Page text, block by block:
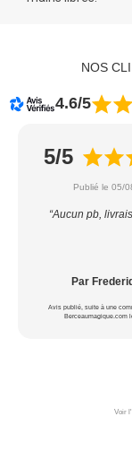
NOS
4.6/5
5/5
Publié le 05/
“Aucun pb,
Par
Avis publié, suite à une
Berceaumagique.com
Voir